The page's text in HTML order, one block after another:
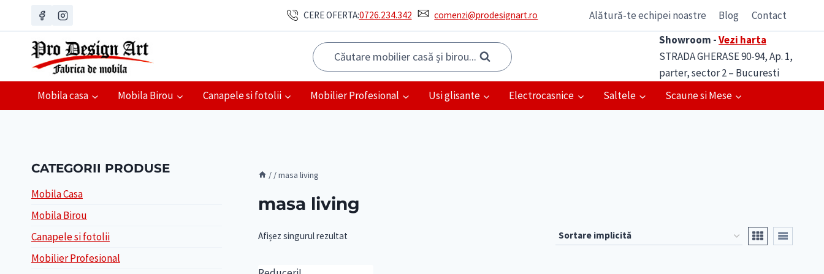
content
CERE OFERTA:0726.234.342 comenzi@prodesignart.ro Alătură-te echipei noastre Blog Contact
Căutare mobilier casă și birou...
Showroom -Vezi harta
STRADA GHERASE 90-94, Ap. 1,
parter, sector 2 – Bucuresti
Mobila casa
Mobila Birou Canapele si fotolii Mobilier Profesional Usi glisante Electrocasnice Saltele Scaune si Mese
/ /masa living
masa living
Afișez singurul rezultat
CATEGORII PRODUSE
Mobila Casa
Mobila Birou
Canapele si fotolii
Mobilier Profesional